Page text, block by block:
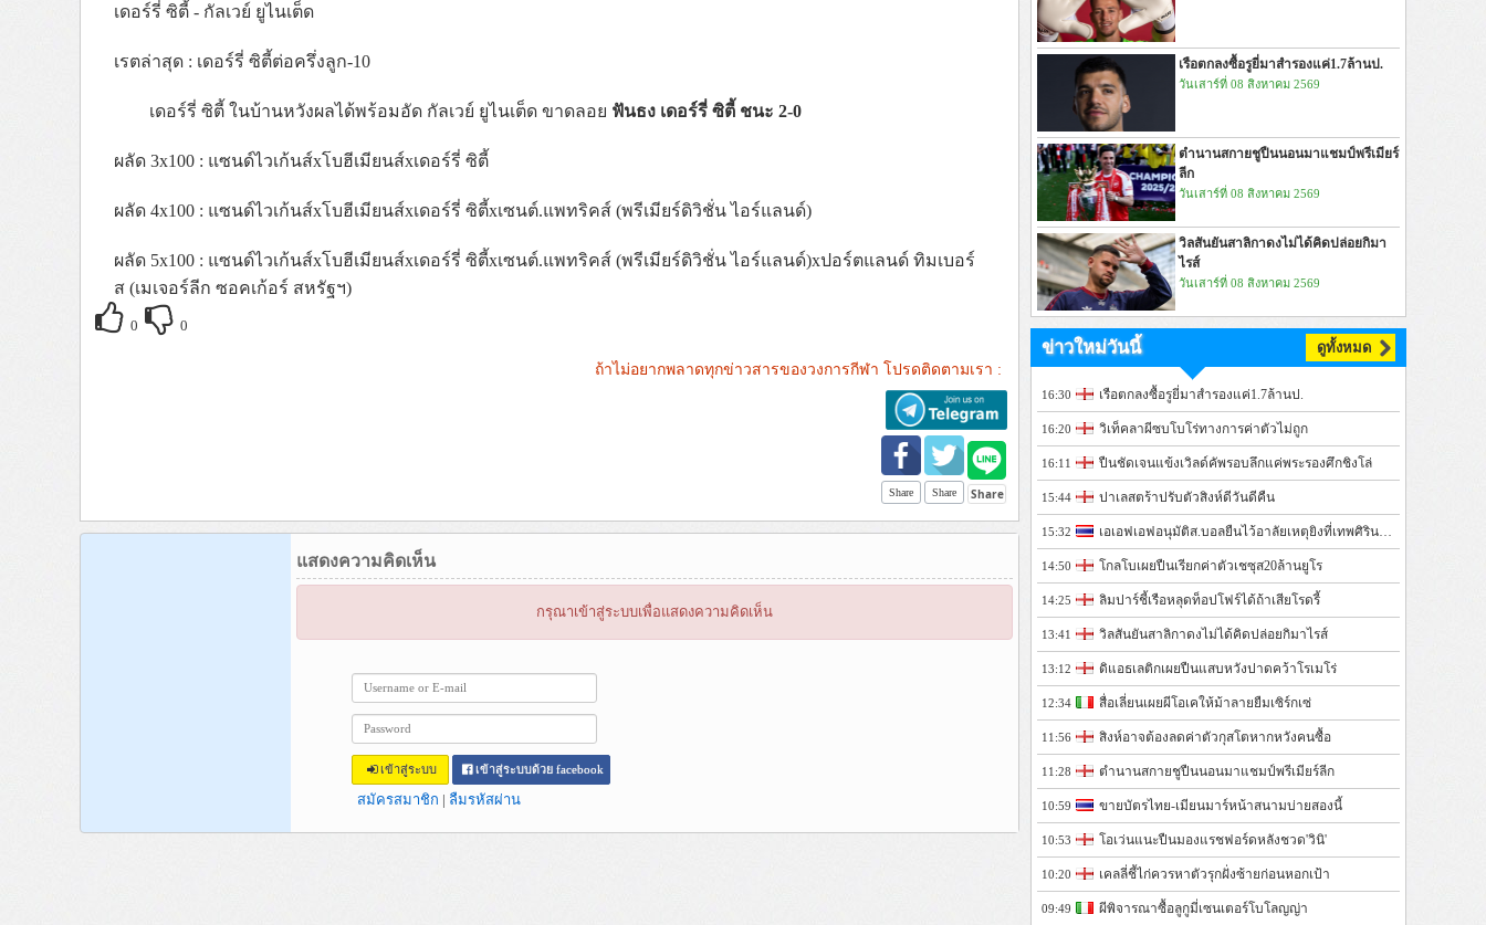
เดอร์รี่ ซิตี้ - กัลเวย์ ยูไนเต็ด
เรตล่าสุด : เดอร์รี่ ซิตี้ต่อครึ่งลูก-10
เดอร์รี่ ซิตี้ ในบ้านหวังผลได้พร้อมอัด กัลเวย์ ยูไนเต็ด ขาดลอย ฟันธง เดอร์รี่ ซิตี้ ชนะ 2-0
ผลัด 3x100 : แซนด์ไวเก้นส์xโบฮีเมียนส์xเดอร์รี่ ซิตี้
ผลัด 4x100 : แซนด์ไวเก้นส์xโบฮีเมียนส์xเดอร์รี่ ซิตี้xเซนต์.แพทริคส์ (พรีเมียร์ดิวิชั่น ไอร์แลนด์)
ผลัด 5x100 : แซนด์ไวเก้นส์xโบฮีเมียนส์xเดอร์รี่ ซิตี้xเซนต์.แพทริคส์ (พรีเมียร์ดิวิชั่น ไอร์แลนด์)xปอร์ตแลนด์ ทิมเบอร์
ส (เมเจอร์ลีก ซอคเก้อร์ สหรัฐฯ)
0 0
ถ้าไม่อยากพลาดทุกข่าวสารของวงการกีฬา โปรดติดตามเรา :
Share Share
แสดงความคิดเห็น
กรุณาเข้าสู่ระบบเพื่อแสดงความคิดเห็น
เข้าสู่ระบบ เข้าสู่ระบบด้วย facebook
สมัครสมาชิก | ลืมรหัสผ่าน
เรือตกลงซื้อรูยี่มาสำรองแค่1.7ล้านป.
วันเสาร์ที่ 08 สิงหาคม 2569
ตำนานสกายชูปืนนอนมาแชมป์พรีเมียร์
ลีก
วันเสาร์ที่ 08 สิงหาคม 2569
วิลสันยันสาลิกาดงไม่ได้คิดปล่อยกิมา
ไรส์
วันเสาร์ที่ 08 สิงหาคม 2569
ข่าวใหม่วันนี้ ดูทั้งหมด
16:30 เรือตกลงซื้อรูยี่มาสำรองแค่1.7ล้านป.
16:20 วิเท็คลาผีซบโบโร่ทางการค่าตัวไม่ถูก
16:11 ปืนชัดเจนแข้งเวิลด์คัพรอบลึกแค่พระรองศึกชิงโล่
15:44 ปาเลสตร้าปรับตัวสิงห์ดีวันดีคืน
15:32 เอเอฟเอฟอนุมัติส.บอลยืนไว้อาลัยเหตุยิงที่เทพศิรินทร์นนฯ
14:50 โกลโบเผยปืนเรียกค่าตัวเชซุส20ล้านยูโร
14:25 ลิมปาร์ชี้เรือหลุดท็อปโฟร์ได้ถ้าเสียโรดรี้
13:41 วิลสันยันสาลิกาดงไม่ได้คิดปล่อยกิมาไรส์
13:12 ดิแอธเลติกเผยปืนแสบหวังปาดคว้าโรเมโร่
12:34 สื่อเลี่ยนเผยผีโอเคให้ม้าลายยืมเซิร์กเซ่
11:56 สิงห์อาจต้องลดค่าตัวกุสโตหากหวังคนซื้อ
11:28 ตำนานสกายชูปืนนอนมาแชมป์พรีเมียร์ลีก
10:59 ขายบัตรไทย-เมียนมาร์หน้าสนามบ่ายสองนี้
10:53 โอเว่นแนะปืนมองแรชฟอร์ดหลังชวด'วินิ'
10:20 เคลลี่ชี้ไก่ควรหาตัวรุกฝั่งซ้ายก่อนหอกเป้า
09:49 ผีพิจารณาซื้อลูกูมี่เซนเตอร์โบโลญญ่า